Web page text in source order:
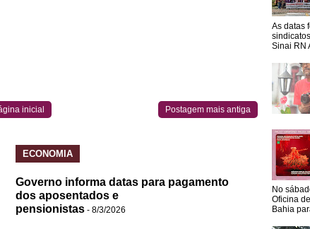
Postagem mais antiga
inicial
ECONOMIA
Governo informa datas para pagamento
dos aposentados e
pensionistas - 8/3/2026
As datas
Sinai RN
No
Oficina
Bahia